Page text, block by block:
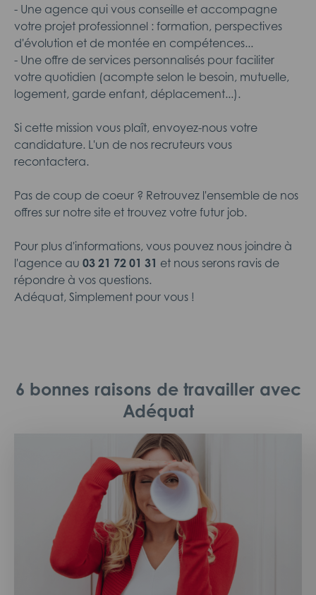
- Une agence qui vous conseille et accompagne
votre projet professionnel : formation, perspectives
d'évolution et de montée en compétences...
- Une offre de services personnalisés pour faciliter
votre quotidien (acompte selon le besoin, mutuelle,
logement, garde enfant, déplacement...).
Si cette mission vous plaît, envoyez-nous votre
candidature. L'un de nos recruteurs vous
recontactera.
Pas de coup de coeur ? Retrouvez l'ensemble de nos
offres sur notre site et trouvez votre futur job.
Pour plus d'informations, vous pouvez nous joindre à
l'agence au 03 21 72 01 31 et nous serons ravis de
répondre à vos questions.
Adéquat, Simplement pour vous !
6 bonnes raisons de travailler avec
Adéquat